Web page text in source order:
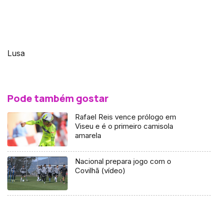
Lusa
Pode também gostar
Rafael Reis vence prólogo em
Viseu e é o primeiro camisola
amarela
Nacional prepara jogo com o
Covilhã (vídeo)